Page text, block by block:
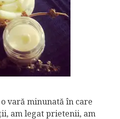
vară minunată în care
am legat prietenii, am